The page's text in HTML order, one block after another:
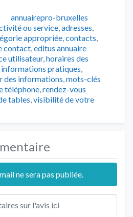
Auteur
annuairepro-bruxelles
ou service,adresses,
appropriée,contacts,
contact,editus annuaire
utilisateur,horaires des
informations pratiques,
des informations,mots-clés
téléphone,rendez-vous
tables,visibilité de votre
ne sera pas publiée.